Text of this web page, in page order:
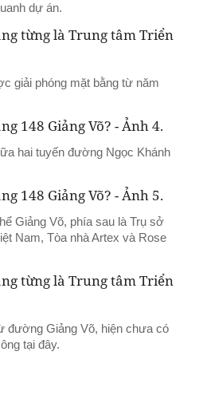
dự án.
giải phóng mặt bằng từ năm
hai tuyến đường Ngọc Khánh
Giảng Võ, phía sau là Trụ sở
Nam, Tòa nhà Artex và Rose
đường Giảng Võ, hiện chưa có
tại đây.